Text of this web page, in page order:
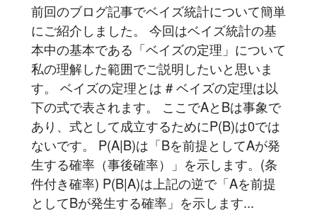
前回のブログ記事でベイズ統計について簡単
にご紹介しました。 今回はベイズ統計の基
本中の基本である「ベイズの定理」について
私の理解した範囲でご説明したいと思いま
す。 ベイズの定理とは # ベイズの定理は以
下の式で表されます。 ここでAとBは事象で
あり、式として成立するためにP(B)は0では
ないです。 P(A|B)は「Bを前提としてAが発
生する確率（事後確率）」を示します。(条
件付き確率) P(B|A)は上記の逆で「Aを前提
としてBが発生する確率」を示します...